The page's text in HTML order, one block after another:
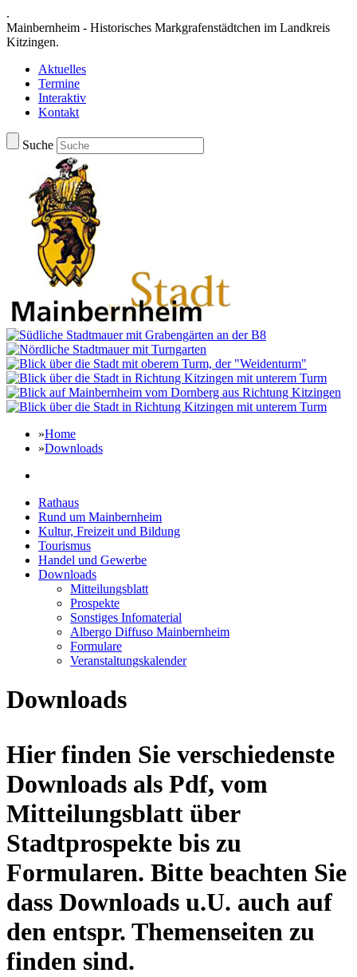
.
Mainbernheim - Historisches Markgrafenstädtchen im Landkreis
Kitzingen.
Aktuelles
Termine
Interaktiv
Kontakt
Suche
»Home
»Downloads
Rathaus
Rund um Mainbernheim
Kultur, Freizeit und Bildung
Tourismus
Handel und Gewerbe
Downloads
Mitteilungsblatt
Prospekte
Sonstiges Infomaterial
Albergo Diffuso Mainbernheim
Formulare
Veranstaltungskalender
Downloads
Hier finden Sie verschiedenste
Downloads als Pdf, vom
Mitteilungsblatt über
Stadtprospekte bis zu
Formularen. Bitte beachten Sie
dass Downloads u.U. auch auf
den entspr. Themenseiten zu
finden sind.